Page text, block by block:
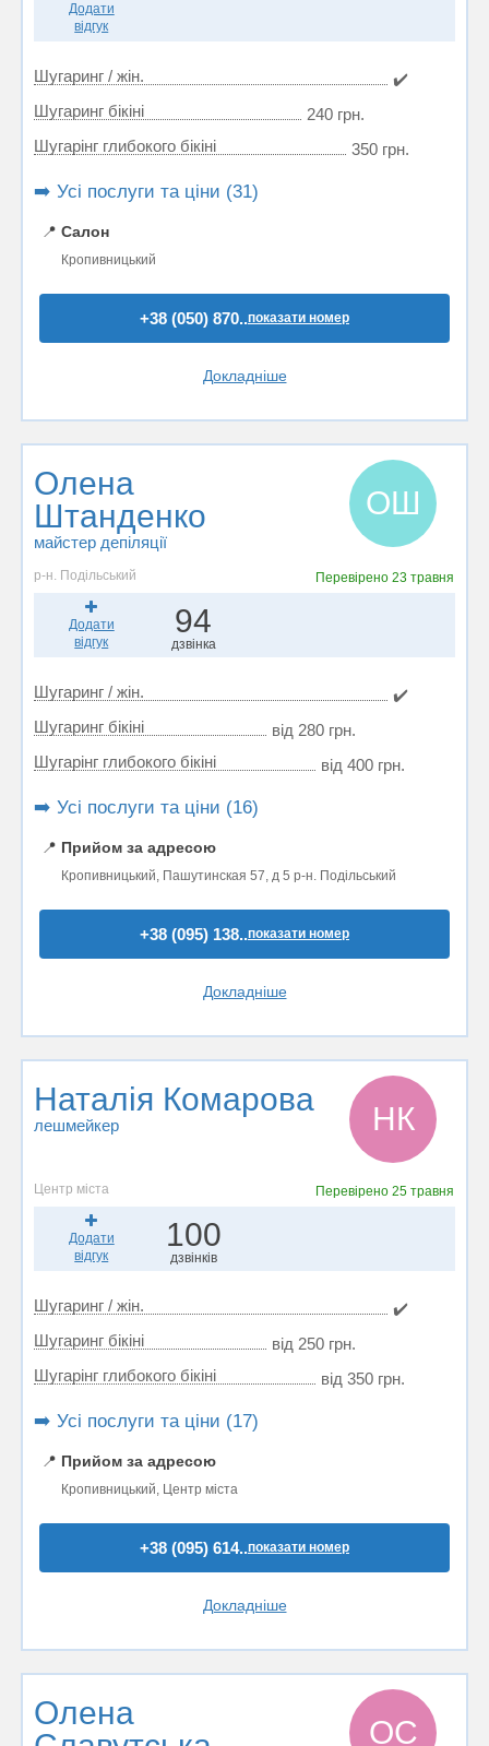
Додати
відгук
Шугаринг / жін.
✔️
Шугаринг бікіні
240 грн.
Шугарінг глибокого бікіні
350 грн.
➡️ Усі послуги та ціни (31)
📍 Салон
Кропивницький
+38 (050) 870..показати номер
Докладніше
Олена
Штанденко
майстер депіляції
ОШ
р-н. Подільський Перевірено23 травня
Додати
відгук
94
дзвінка
Шугаринг / жін.
✔️
Шугаринг бікіні
від 280 грн.
Шугарінг глибокого бікіні
від 400 грн.
➡️ Усі послуги та ціни (16)
📍 Прийом за адресою
Кропивницький, Пашутинская 57, д 5 р-н. Подільський
+38 (095) 138..показати номер
Докладніше
Наталія Комарова
лешмейкер НК
Центр міста Перевірено25 травня
Додати
відгук
100
дзвінків
Шугаринг / жін.
✔️
Шугаринг бікіні
від 250 грн.
Шугарінг глибокого бікіні
від 350 грн.
➡️ Усі послуги та ціни (17)
📍 Прийом за адресою
Кропивницький, Центр міста
+38 (095) 614..показати номер
Докладніше
Олена
ОС